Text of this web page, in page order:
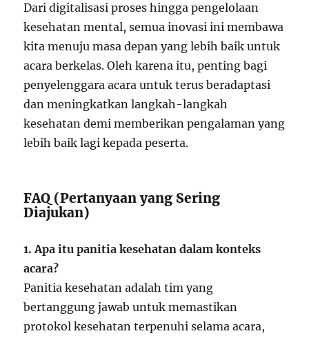
Dari digitalisasi proses hingga pengelolaan
kesehatan mental, semua inovasi ini membawa
kita menuju masa depan yang lebih baik untuk
acara berkelas. Oleh karena itu, penting bagi
penyelenggara acara untuk terus beradaptasi
dan meningkatkan langkah-langkah
kesehatan demi memberikan pengalaman yang
lebih baik lagi kepada peserta.
FAQ (Pertanyaan yang Sering
Diajukan)
1. Apa itu panitia kesehatan dalam konteks
acara?
Panitia kesehatan adalah tim yang
bertanggung jawab untuk memastikan
protokol kesehatan terpenuhi selama acara,